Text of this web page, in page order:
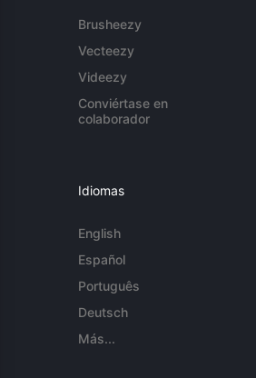
Brusheezy
Vecteezy
Videezy
Conviértase en
colaborador
Idiomas
English
Español
Português
Deutsch
Más...